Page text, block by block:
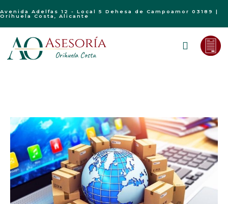
Avenida Adelfas 12 - Local 5 Dehesa de Campoamor 03189 |
Orihuela Costa, Alicante